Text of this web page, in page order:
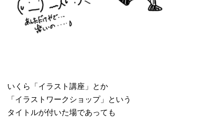
いくら「イラスト講座」とか
「イラストワークショップ」という
タイトルが付いた場であっても